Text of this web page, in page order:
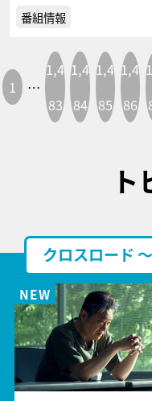
番組情報
1 …
1,4
83
1,4
84
1,4
85
1,4
86
クロスロード